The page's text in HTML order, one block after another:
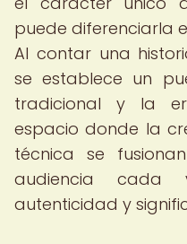
puede diferenciarla
Al contar una
se establece un
tradicional y la
espacio donde la
técnica se
audiencia
autenticidad y